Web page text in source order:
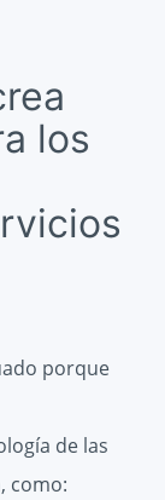
los
porque
de las
como: